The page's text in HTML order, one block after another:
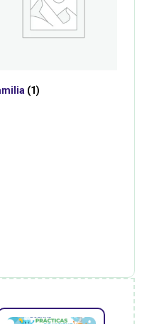
(1)